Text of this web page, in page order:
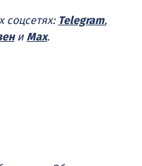
соцсетях: Telegram,
и Max.